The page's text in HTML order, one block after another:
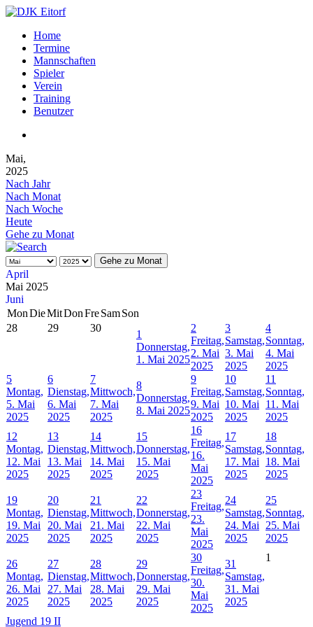
Home
Termine
Mannschaften
Spieler
Verein
Training
Benutzer
Mai,
2025
Nach Jahr
Nach Monat
Nach Woche
Heute
Gehe zu Monat
Gehe zu Monat
April
Mai 2025
Juni
MonDieMitDonFreSamSon
28
29 30
1
Donnerstag,
1. Mai 2025
2
Freitag,
2. Mai
2025
3
Samstag,
3. Mai
2025
4
Sonntag,
4. Mai
2025
5
Montag,
5. Mai
2025
6
Dienstag,
6. Mai
2025
7
Mittwoch,
7. Mai
2025
8
Donnerstag,
8. Mai 2025
9
Freitag,
9. Mai
2025
10
Samstag,
10. Mai
2025
11
Sonntag,
11. Mai
2025
12
Montag,
12. Mai
2025
13
Dienstag,
13. Mai
2025
14
Mittwoch,
14. Mai
2025
15
Donnerstag,
15. Mai
2025
16
Freitag,
16.
Mai
2025
17
Samstag,
17. Mai
2025
18
Sonntag,
18. Mai
2025
19
Montag,
19. Mai
2025
20
Dienstag,
20. Mai
2025
21
Mittwoch,
21. Mai
2025
22
Donnerstag,
22. Mai
2025
23
Freitag,
23.
Mai
2025
24
Samstag,
24. Mai
2025
25
Sonntag,
25. Mai
2025
26
Montag,
26. Mai
2025
27
Dienstag,
27. Mai
2025
28
Mittwoch,
28. Mai
2025
29
Donnerstag,
29. Mai
2025
30
Freitag,
30.
Mai
2025
31
Samstag,
31. Mai
2025
1
Jugend 19 II